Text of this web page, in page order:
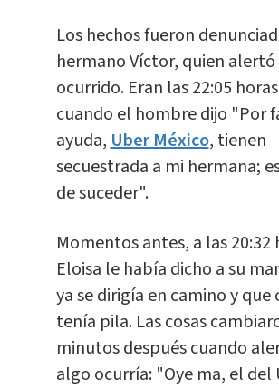
Los hechos fueron
hermano Víctor, quien
ocurrido. Eran las 22:05
cuando el hombre dijo "Por
ayuda,Uber México, tienen
secuestrada a mi hermana;
de suceder".
Momentos antes, a las 20:32
Eloisa le había dicho a su
ya se dirigía en camino y que
tenía pila. Las cosas
minutos después cuando
algo ocurría: "Oye ma, el del